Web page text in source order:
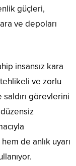
güçleri,
ve depoları
insansız kara
tehlikeli ve zorlu
görevlerini
de anlık uyarı